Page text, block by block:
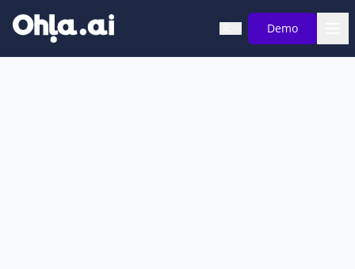
Saltar al contenido principal
Demo